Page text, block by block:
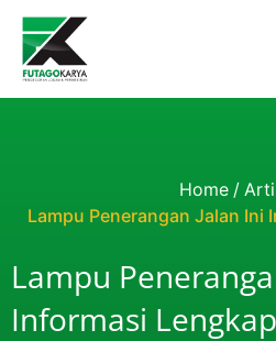
Skip to content
Home /
Lampu Penerangan Jalan Ini
Lampu
Informasi